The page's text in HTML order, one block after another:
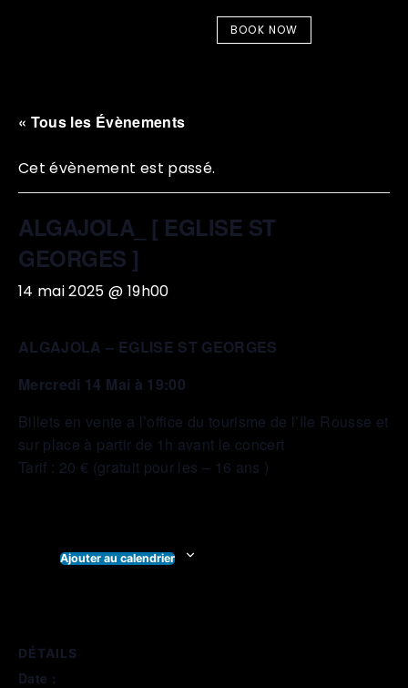
BOOK NOW
« Tous les Évènements
Cet évènement est passé.
ALGAJOLA_ [ EGLISE ST
GEORGES ]
14 mai 2025 @ 19h00
ALGAJOLA – EGLISE ST GEORGES
Mercredi 14 Mai à 19:00
Billets en vente a l’office du tourisme de l’Ile Rousse et
sur place à partir de 1h avant le concert
Tarif : 20 € (gratuit pour les – 16 ans )
Ajouter au calendrier
DÉTAILS
Date :